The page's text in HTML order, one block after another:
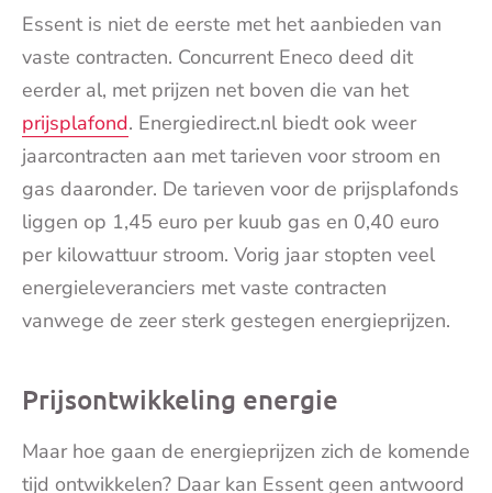
Essent is niet de eerste met het aanbieden van
vaste contracten. Concurrent Eneco deed dit
eerder al, met prijzen net boven die van het
prijsplafond. Energiedirect.nl biedt ook weer
jaarcontracten aan met tarieven voor stroom en
gas daaronder. De tarieven voor de prijsplafonds
liggen op 1,45 euro per kuub gas en 0,40 euro
per kilowattuur stroom. Vorig jaar stopten veel
energieleveranciers met vaste contracten
vanwege de zeer sterk gestegen energieprijzen.
Prijsontwikkeling energie
Maar hoe gaan de energieprijzen zich de komende
tijd ontwikkelen? Daar kan Essent geen antwoord